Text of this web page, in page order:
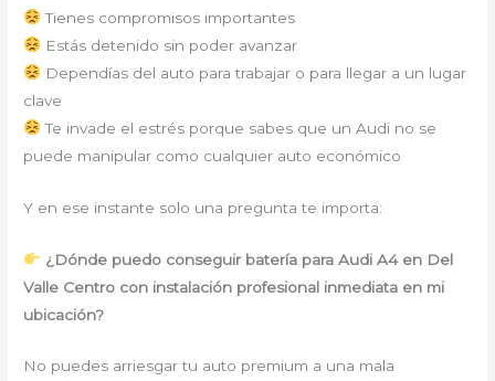
Tienes compromisos importantes
Estás detenido sin poder avanzar
Dependías del auto para trabajar o para llegar a un lugar
clave
Te invade el estrés porque sabes que un Audi no se
puede manipular como cualquier auto económico
Y en ese instante solo una pregunta te importa:
¿Dónde puedo conseguir batería para Audi A4 en Del
Valle Centro con instalación profesional inmediata en mi
ubicación?
No puedes arriesgar tu auto premium a una mala